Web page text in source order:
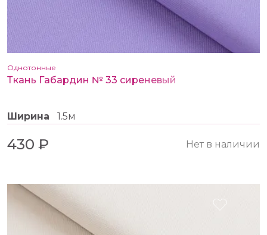
Однотонные
Ткань Габардин № 33 сиреневый
Ширина 1.5м
430 ₽ Нет в наличии